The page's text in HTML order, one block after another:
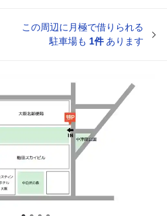
この周辺に月極で借りられる
駐車場も 1件あります